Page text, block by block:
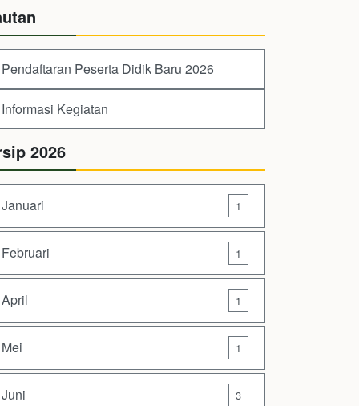
Pendaftaran Peserta Didik Baru 2026
Informasi Kegiatan
2026
Januari 1
Februari 1
April 1
Mei 1
Juni 3